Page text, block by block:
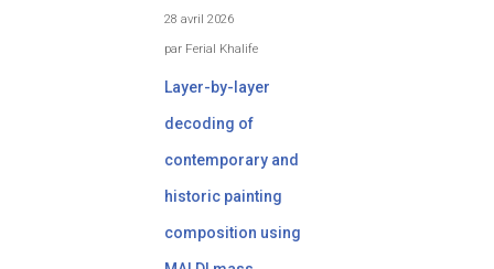
28 avril 2026
par Ferial Khalife
Layer-by-layer
decoding of
contemporary and
historic painting
composition using